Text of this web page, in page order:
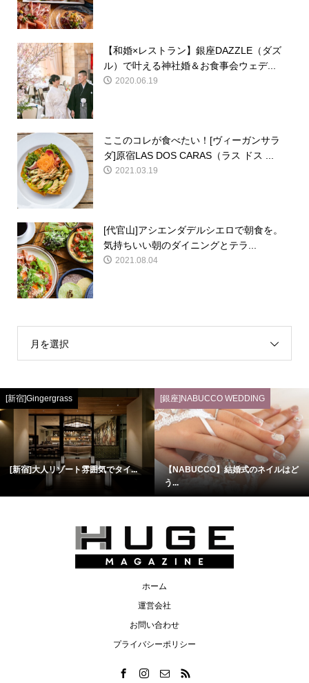
【和婚×レストラン】銀座DAZZLE（ダズ
ル）で叶える神社婚＆お食事会ウェデ...
2020.06.19
ここのコレが食べたい！[ヴィーガンサラ
ダ]原宿LAS DOS CARAS（ラス ドス ...
2021.03.19
[代官山]アシエンダデルシエロで朝食を。
気持ちいい朝のダイニングとテラ...
2021.08.04
月を選択
[新宿]Gingergrass
[新宿]大人リゾート雰囲気でタイ...
[銀座]NABUCCO WEDDING
【NABUCCO】結婚式のネイルはど
う...
ホーム
運営会社
お問い合わせ
プライバシーポリシー